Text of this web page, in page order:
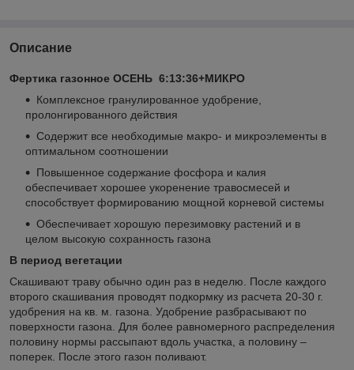
Описание
Фертика газонное ОСЕНЬ 6:13:36+МИКРО
Комплексное гранулированное удобрение,
пролонгированного действия
Содержит все необходимые макро- и микроэлементы в
оптимальном соотношении
Повышенное содержание фосфора и калия
обеспечивает хорошее укоренение травосмесей и
способствует формированию мощной корневой системы
Обеспечивает хорошую перезимовку растений и в
целом высокую сохранность газона
В период вегетации
Скашивают траву обычно один раз в неделю. После каждого
второго скашивания проводят подкормку из расчета 20-30 г.
удобрения на кв. м. газона. Удобрение разбрасывают по
поверхности газона. Для более равномерного распределения
половину нормы рассыпают вдоль участка, а половину –
поперек. После этого газон поливают.